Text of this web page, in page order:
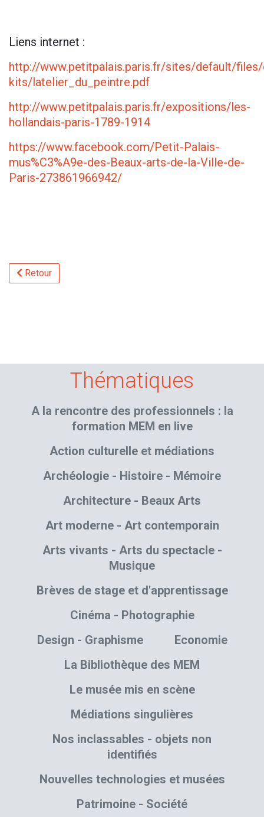
Liens internet :
http://www.petitpalais.paris.fr/sites/default/
kits/latelier_du_peintre.pdf
http://www.petitpalais.paris.fr/expositions/les-
hollandais-paris-1789-1914
https://www.facebook.com/Petit-Palais-
mus%C3%A9e-des-Beaux-arts-de-la-Ville-de-
Paris-273861966942/
Retour
Thématiques
A la rencontre des professionnels : la
formation MEM en live
Action culturelle et médiations
Archéologie - Histoire - Mémoire
Architecture - Beaux Arts
Art moderne - Art contemporain
Arts vivants - Arts du spectacle -
Musique
Brèves de stage et d'apprentissage
Cinéma - Photographie
Design - Graphisme
Economie
La Bibliothèque des MEM
Le musée mis en scène
Médiations singulières
Nos inclassables - objets non
identifiés
Nouvelles technologies et musées
Patrimoine - Société